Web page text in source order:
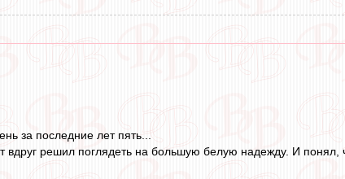
за последние лет пять...
решил поглядеть на большую белую надежду. И понял,